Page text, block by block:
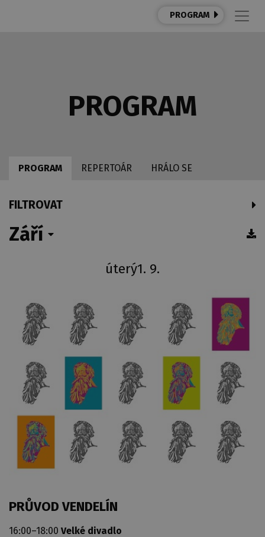
PROGRAM
PROGRAM
PROGRAM REPERTOÁR HRÁLO SE
FILTROVAT
Září
1. 9.
úterý
PRŮVOD VENDELÍN
16:00–18:00 Velké divadlo